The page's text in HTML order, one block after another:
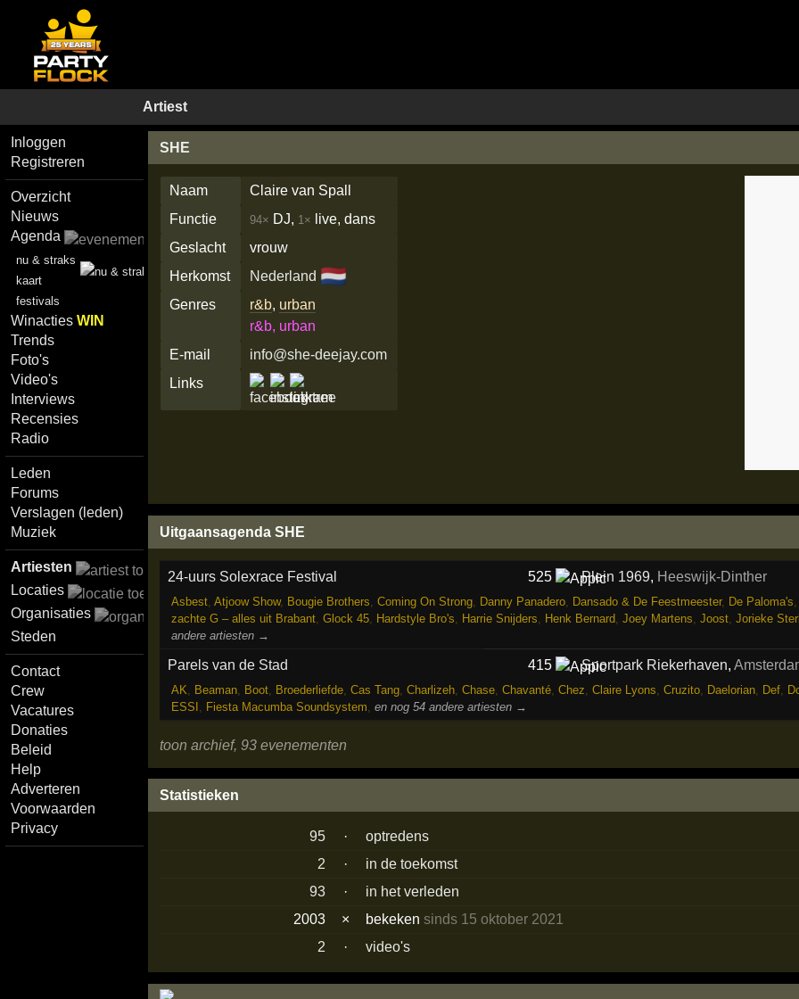
Artiest
Inloggen
Registreren
Overzicht
Nieuws
Agenda
nu & straks
kaart
festivals
WinactiesWIN
Trends
Foto's
Video's
Interviews
Recensies
Radio
Leden
Forums
Verslagen (leden)
Muziek
Artiesten
Locaties
Organisaties
Steden
Contact
Crew
Vacatures
Donaties
Beleid
Help
Adverteren
Voorwaarden
Privacy
SHE
Naam
Claire van Spall
Functie
94× DJ, 1×
live, dans
Geslacht
vrouw
Herkomst
Nederland 🇳🇱
Genres r&b, urban
r&b, urban
E-mail
info@she-deejay.com
Links
Uitgaansagenda SHE
24-uurs Solexrace Festival 525 Plein 1969, Heeswijk-Dinther
Asbest, Atjoow Show, Bougie Brothers Coming On Strong, Danny Panadero, Dansado & De Feestmeester, De Paloma's
zachte G – alles uit Brabant, Glock 45, Hardstyle Bro's Harrie Snijders Henk Bernard, Joey Martens Joost, Jorieke
andere artiesten →
Parels van de Stad 415 Sportpark Riekerhaven,
AK Beaman, Boot, Broederliefde, Cas Tang, Charlizeh, Chase, Chavanté, Chez Claire Lyons Cruzito, Daelorian, Def,
ESSI
Fiesta Macumba Soundsystem en nog 54 andere artiesten →
toon archief, 93 evenementen
Statistieken
95 ·
optredens
2
·
in de toekomst
93
·
in het verleden
2003
× bekekensinds 15 oktober 2021
2
· video's